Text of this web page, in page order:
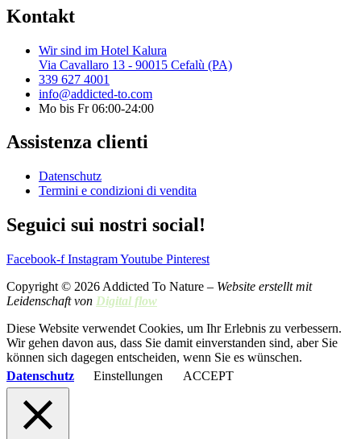
Kontakt
Wir sind im Hotel Kalura
Via Cavallaro 13 - 90015 Cefalù (PA)
339 627 4001
info@addicted-to.com
Mo bis Fr 06:00-24:00
Assistenza clienti
Datenschutz
Termini e condizioni di vendita
Seguici sui nostri social!
Facebook-f InstagramYoutube Pinterest
Copyright © 2026 Addicted To Nature – Website erstellt mit
Leidenschaft von Digital flow
Diese Website verwendet Cookies, um Ihr Erlebnis zu verbessern.
Wir gehen davon aus, dass Sie damit einverstanden sind, aber Sie
können sich dagegen entscheiden, wenn Sie es wünschen.
Datenschutz
Einstellungen ACCEPT